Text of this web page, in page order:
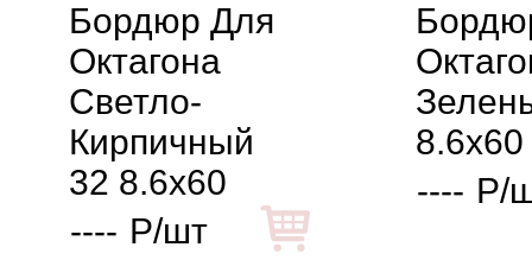
Бордюр Для
Октагона
Светло-
Кирпичный
32 8.6x60
---- Р/шт
8.6x60
---- Р/